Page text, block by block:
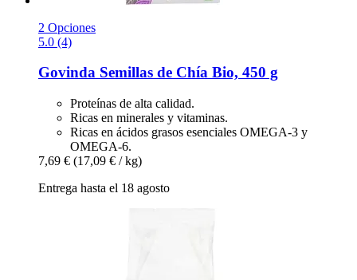
2 Opciones
5.0 (4)
Govinda Semillas de Chía Bio, 450 g
Proteínas de alta calidad.
Ricas en minerales y vitaminas.
Ricas en ácidos grasos esenciales OMEGA-3 y
OMEGA-6.
7,69 € (17,09 € / kg)
Entrega hasta el 18 agosto